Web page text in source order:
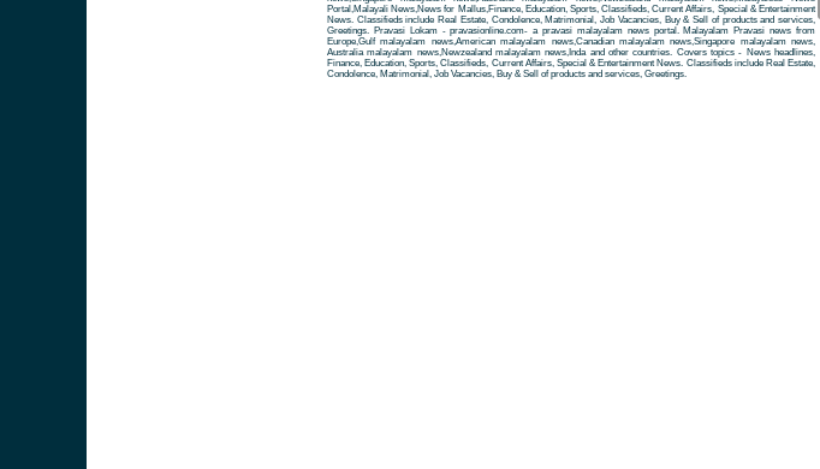
Portal,Malayali News,News for Mallus,Finance, Education, Sports, Classifieds, Current Affairs, Special & Entertainment
News. Classifieds include Real Estate, Condolence, Matrimonial, Job Vacancies, Buy & Sell of products and services,
Greetings. Pravasi Lokam - pravasionline.com- a pravasi malayalam news portal. Malayalam Pravasi news from
Europe,Gulf malayalam news,American malayalam news,Canadian malayalam news,Singapore malayalam news,
Australia malayalam news,Newzealand malayalam news,Inda and other countries. Covers topics - News headlines,
Finance, Education, Sports, Classifieds, Current Affairs, Special & Entertainment News. Classifieds include Real Estate,
Condolence, Matrimonial, Job Vacancies, Buy & Sell of products and services, Greetings.